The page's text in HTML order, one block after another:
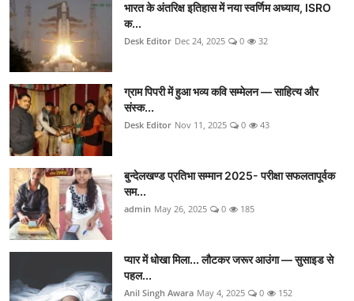
भारत के अंतरिक्ष इतिहास में नया स्वर्णिम अध्याय, ISRO
क...
Desk Editor Dec 24, 2025 0 32
ग्राम पिपरी में हुआ भव्य कवि सम्मेलन — साहित्य और
संस्क...
Desk Editor Nov 11, 2025 0 43
बुन्देलखण्ड प्रतिभा सम्मान 2025- परीक्षा सफलतापूर्वक
सम...
admin May 26, 2025 0 185
प्यार में धोखा मिला... लौटकर जरूर आउंगा — सुसाइड से
पहल...
Anil Singh Awara May 4, 2025 0 152